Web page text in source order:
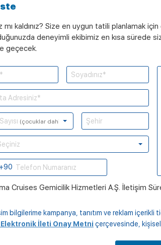
mı kaldınız? Size en uygun tatili planlamak
deneyimli ekibimiz en kısa sürede
geçecek.
(çocuklar dahil)
+90
Cruises Gemicilik Hizmetleri A.Ş. İletişim
bilgilerime kampanya, tanıtım ve reklam
İleti Onay Metni çerçevesinde, kişisel